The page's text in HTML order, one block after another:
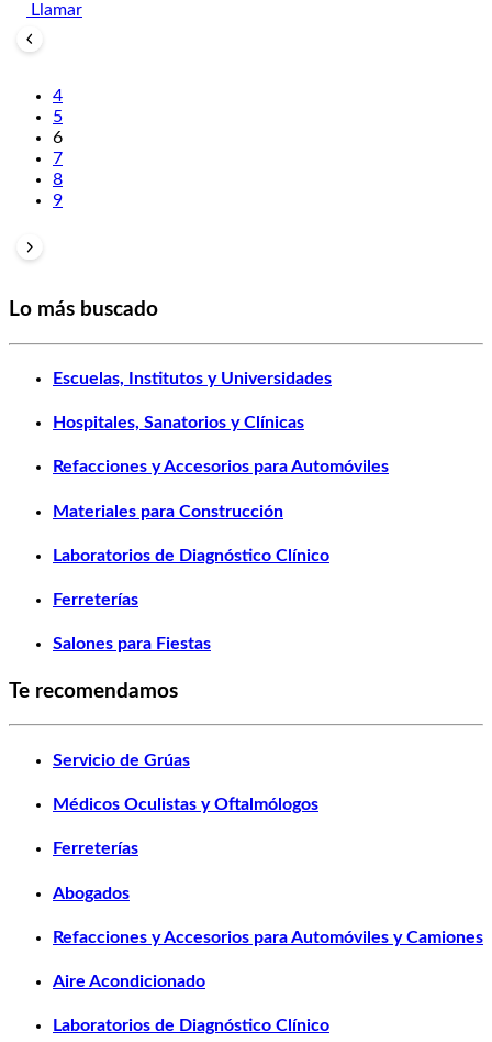
Llamar
4
5
6
7
8
9
Lo más buscado
Escuelas, Institutos y Universidades
Hospitales, Sanatorios y Clínicas
Refacciones y Accesorios para Automóviles
Materiales para Construcción
Laboratorios de Diagnóstico Clínico
Ferreterías
Salones para Fiestas
Te recomendamos
Servicio de Grúas
Médicos Oculistas y Oftalmólogos
Ferreterías
Abogados
Refacciones y Accesorios para Automóviles y Camiones
Aire Acondicionado
Laboratorios de Diagnóstico Clínico